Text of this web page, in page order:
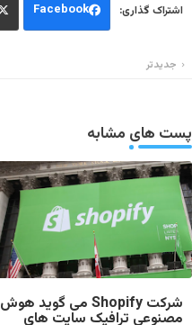
Facebook
جدیدتر
پست های مشابه
شرکت Shopify می گوید هوش
مصنوعی ترافیک سایت های